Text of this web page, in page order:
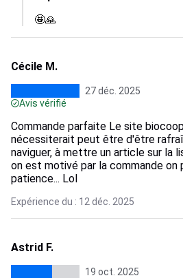
🤩🙏
Cécile M.
27 déc. 2025
Avis vérifié
Commande parfaite Le site
nécessiterait peut être d'être
naviguer, à mettre un article sur la
on est motivé par la commande on
patience... Lol
Expérience du : 12 déc. 2025
Astrid F.
19 oct. 2025